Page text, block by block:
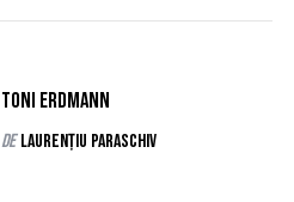
Toni Erdmann
de Laurențiu Paraschiv